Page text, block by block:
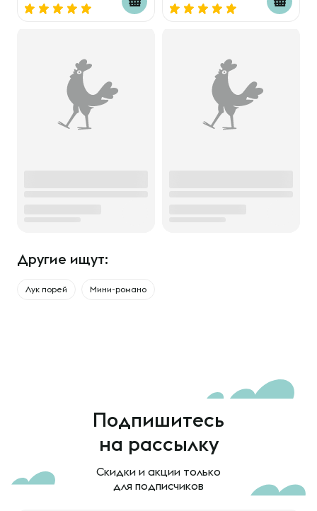
Другие ищут:
Лук порей Мини-романо
Подпишитесь
на рассылку
Скидки и акции только
для подписчиков